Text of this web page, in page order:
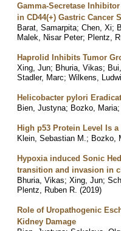
Gamma-Secretase
in CD44(+) Gastric Cancer
Barat, Samarpita; Chen, Xi;
Malek, Nisar Peter; Plentz,
Haprolid Inhibits Tumor
Xing, Jun; Bhuria, Vikas;
Stadler, Marc; Wilkens,
Helicobacter pylori
Bien, Justyna; Bozko, Maria
High p53 Protein Level Is
Klein, Sebastian M. ; Bozko,
Hypoxia induced Sonic
transition and invasion in
Bhuria, Vikas; Xing, Jun;
Plentz, Ruben R. (2019)
Role of Uropathogenic
Kidney Damage